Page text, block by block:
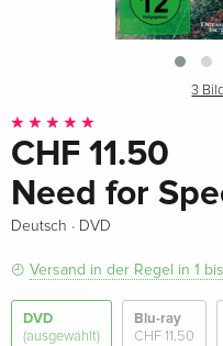
3
CHF 11.50
Need for
Deutsch · DVD
Versand in der Regel in 1
DVD
(ausgewählt)
Blu-ray
CHF 11.50